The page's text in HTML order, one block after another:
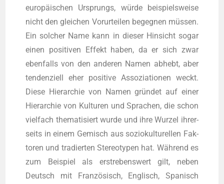
eu­ro­päi­schen Ursprungs, wür­de bei­spiels­wei­se
nicht den glei­chen Vor­ur­tei­len begeg­nen müs­sen.
Ein sol­cher Name kann in die­ser Hin­sicht sogar
einen posi­ti­ven Effekt haben, da er sich zwar
eben­falls von den ande­ren Namen abhebt, aber
ten­den­zi­ell eher posi­ti­ve Asso­zia­tio­nen weckt.
Die­se Hier­ar­chie von Namen grün­det auf einer
Hier­ar­chie von Kul­tu­ren und Spra­chen, die schon
viel­fach the­ma­ti­siert wur­de und ihre Wur­zel ihrer­
seits in einem Gemisch aus sozio­kul­tu­rel­len Fak­
to­ren und tra­dier­ten Ste­reo­ty­pen hat. Wäh­rend es
zum Bei­spiel als erstre­bens­wert gilt, neben
Deutsch mit Fran­zö­sisch, Eng­lisch, Spa­nisch